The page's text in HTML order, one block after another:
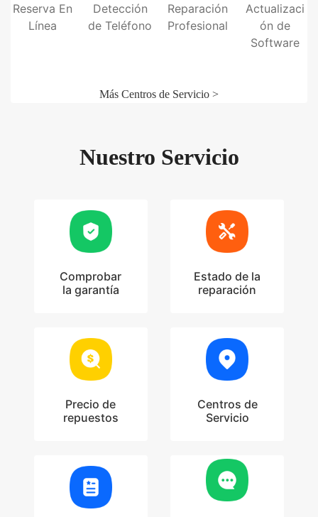
Reserva En
Línea
Detección
de Teléfono
Reparación
Profesional
Actualizaci
ón de
Software
Más Centros de Servicio >
Nuestro Servicio
Comprobar
la garantía
Estado de la
reparación
Precio de
repuestos
Centros de
Servicio